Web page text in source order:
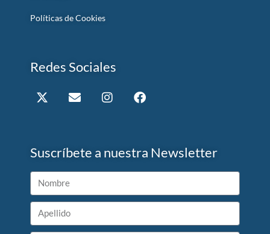
Políticas de Cookies
Redes Sociales
Suscríbete a nuestra Newsletter